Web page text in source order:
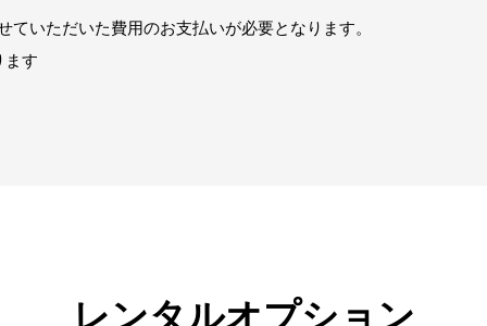
いただいた費用のお支払いが必要となります。
ます
レンタルオプション